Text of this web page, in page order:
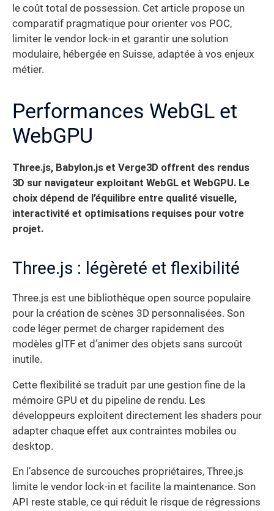
le coût total de possession. Cet article propose un
comparatif pragmatique pour orienter vos POC,
limiter le vendor lock-in et garantir une solution
modulaire, hébergée en Suisse, adaptée à vos enjeux
métier.
Performances WebGL et
WebGPU
Three.js, Babylon.js et Verge3D offrent des rendus
3D sur navigateur exploitant WebGL et WebGPU. Le
choix dépend de l’équilibre entre qualité visuelle,
interactivité et optimisations requises pour votre
projet.
Three.js : légèreté et flexibilité
Three.js est une bibliothèque open source populaire
pour la création de scènes 3D personnalisées. Son
code léger permet de charger rapidement des
modèles glTF et d’animer des objets sans surcoût
inutile.
Cette flexibilité se traduit par une gestion fine de la
mémoire GPU et du pipeline de rendu. Les
développeurs exploitent directement les shaders pour
adapter chaque effet aux contraintes mobiles ou
desktop.
En l’absence de surcouches propriétaires, Three.js
limite le vendor lock-in et facilite la maintenance. Son
API reste stable, ce qui réduit le risque de régressions